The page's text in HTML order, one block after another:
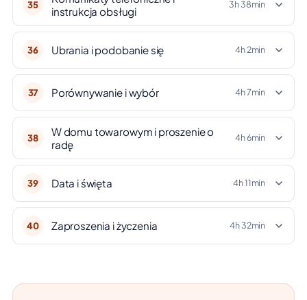
35
instrukcja obsługi
3h 38min
36 Ubrania i podobanie się 4h 2min
37 Porównywanie i wybór 4h 7min
38
W domu towarowym i proszenie o
radę
4h 6min
39 Data i święta 4h 11min
40 Zaproszenia i życzenia 4h 32min